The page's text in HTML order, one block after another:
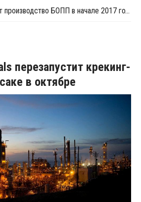
Cosmo Films расширит производство БОПП в начале 2017 года
перезапустит крекинг-
в октябре